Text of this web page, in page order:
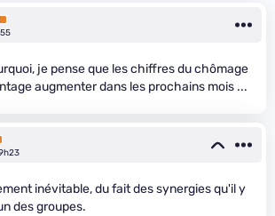
Premium
je pense que les chiffres du chômage
augmenter dans les prochains mois ...
inévitable, du fait des synergies qu'il y
des groupes.